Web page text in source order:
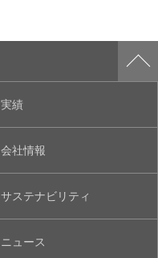
実績
会社情報
サステナビリティ
ニュース